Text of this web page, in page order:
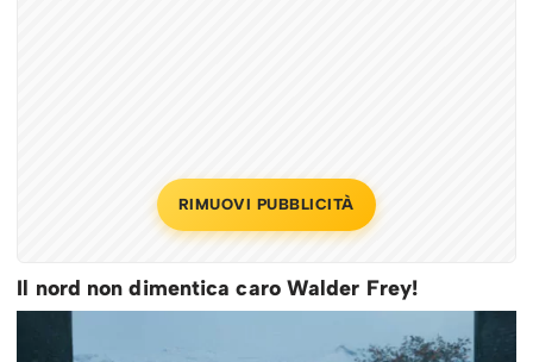
RIMUOVI PUBBLICITÀ
Il nord non dimentica caro Walder Frey!